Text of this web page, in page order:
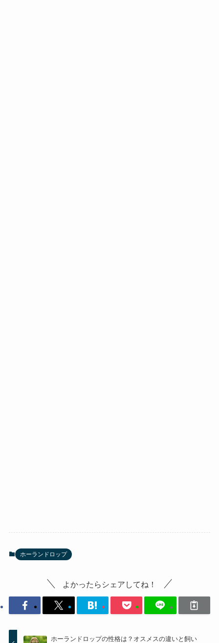
ホーランドロップ
よかったらシェアしてね！
ホーランドロップの性格は？オスメスの違いと飼い